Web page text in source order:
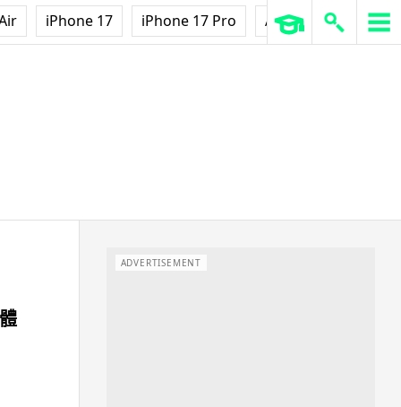
iPhone 17 iPhone 17 Pro AirPods Pro 3
ADVERTISEMENT